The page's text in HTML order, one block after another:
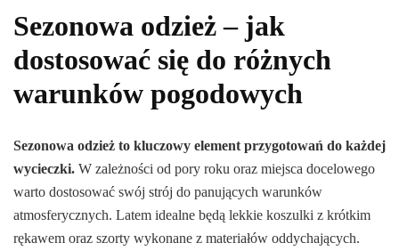
Sezonowa odzież – jak
dostosować się do różnych
warunków pogodowych
Sezonowa odzież to kluczowy element przygotowań do każdej
wycieczki. W zależności od pory roku oraz miejsca docelowego
warto dostosować swój strój do panujących warunków
atmosferycznych. Latem idealne będą lekkie koszulki z krótkim
rękawem oraz szorty wykonane z materiałów oddychających.